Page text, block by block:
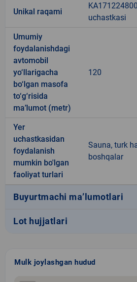
Unikal raqami
uchastkasi
Umumiy
foydalanishdagi
avtomobil
yo‘llarigacha
bo‘lgan masofa
to‘g‘risida
ma’lumot (metr)
120
Yer
uchastkasidan
foydalanish
mumkin bo'lgan
faoliyat turlari
Sauna, turk
boshqalar
Buyurtmachi ma’lumotlari
Lot hujjatlari
Mulk joylashgan hudud